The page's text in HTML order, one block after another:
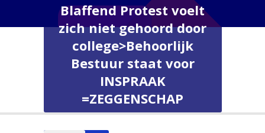
Blaffend Protest voelt
zich niet gehoord door
college>Behoorlijk
Bestuur staat voor
INSPRAAK
=ZEGGENSCHAP